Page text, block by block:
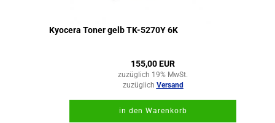
Kyocera Toner gelb TK-5270Y 6K
155,00 EUR
zuzüglich 19% MwSt.
zuzüglich Versand
in den Warenkorb